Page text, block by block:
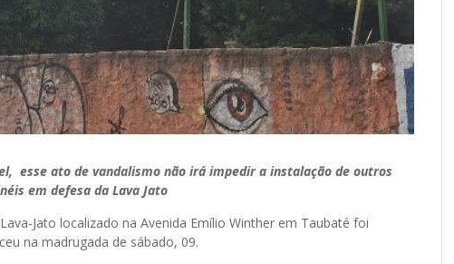
esse ato de vandalismo não irá impedir a instalação de outros
em defesa da Lava Jato
Jato localizado na Avenida Emílio Winther em Taubaté foi
na madrugada de sábado, 09.